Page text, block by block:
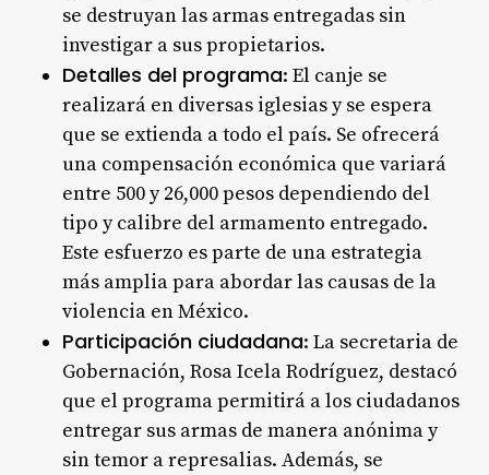
se destruyan las armas entregadas sin
investigar a sus propietarios.
Detalles del programa: El canje se
realizará en diversas iglesias y se espera
que se extienda a todo el país. Se ofrecerá
una compensación económica que variará
entre 500 y 26,000 pesos dependiendo del
tipo y calibre del armamento entregado.
Este esfuerzo es parte de una estrategia
más amplia para abordar las causas de la
violencia en México.
Participación ciudadana: La secretaria de
Gobernación, Rosa Icela Rodríguez, destacó
que el programa permitirá a los ciudadanos
entregar sus armas de manera anónima y
sin temor a represalias. Además, se